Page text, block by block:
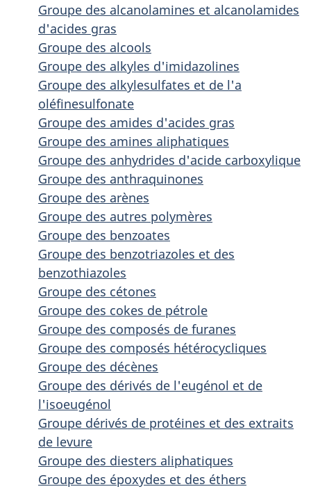
Groupe des alcanolamines et alcanolamides
d'acides gras
Groupe des alcools
Groupe des alkyles d'imidazolines
Groupe des alkylesulfates et de l'a
oléfinesulfonate
Groupe des amides d'acides gras
Groupe des amines aliphatiques
Groupe des anhydrides d'acide carboxylique
Groupe des anthraquinones
Groupe des arènes
Groupe des autres polymères
Groupe des benzoates
Groupe des benzotriazoles et des
benzothiazoles
Groupe des cétones
Groupe des cokes de pétrole
Groupe des composés de furanes
Groupe des composés hétérocycliques
Groupe des décènes
Groupe des dérivés de l'eugénol et de
l'isoeugénol
Groupe dérivés de protéines et des extraits
de levure
Groupe des diesters aliphatiques
Groupe des époxydes et des éthers